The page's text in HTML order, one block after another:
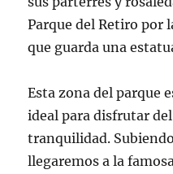
Parque del Retiro por
que guarda una
Esta zona del parque
ideal para disfrutar del
tranquilidad.
llegaremos a la